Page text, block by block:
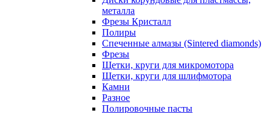
металла
Фрезы Кристалл
Полиры
Спеченные алмазы (Sintered diamonds)
Фрезы
Щетки, круги для микромотора
Щетки, круги для шлифмотора
Камни
Разное
Полировочные пасты